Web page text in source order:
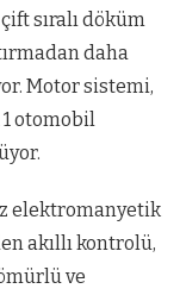
sıralı döküm
daha
Motor sistemi,
otomobil
elektromanyetik
akıllı kontrolü,
ve